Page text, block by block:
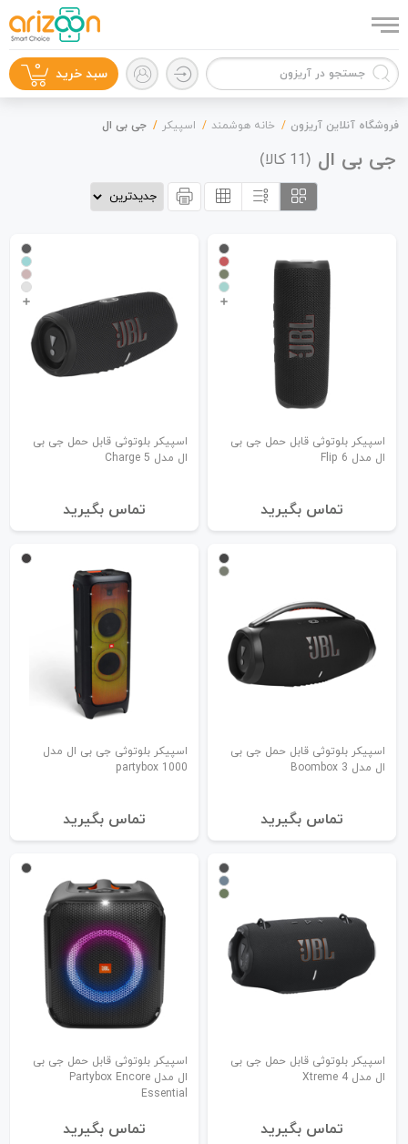
لوازم جانبی
سبد خرید 0
فروشگاه آنلاین آریزون خانه هوشمند اسپیکر جی بی ال
جی بی ال (
11 کالا)
اسپیکر بلوتوثی قابل حمل جی بی
ال مدل Flip 6
تماس بگیرید
اسپیکر بلوتوثی قابل حمل جی بی
ال مدل Charge 5
تماس بگیرید
اسپیکر بلوتوثی قابل حمل جی بی
ال مدل Boombox 3
تماس بگیرید
اسپیکر بلوتوثی جی بی ال مدل
partybox 1000
تماس بگیرید
اسپیکر بلوتوثی قابل حمل جی بی
ال مدل Xtreme 4
تماس بگیرید
اسپیکر بلوتوثی قابل حمل جی بی
ال مدل Partybox Encore
Essential
تماس بگیرید